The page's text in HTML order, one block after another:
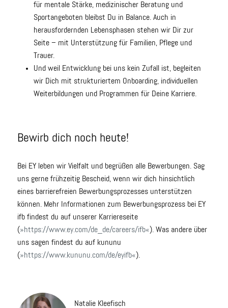
für mentale Stärke, medizinischer Beratung und
Sportangeboten bleibst Du in Balance. Auch in
herausfordernden Lebensphasen stehen wir Dir zur
Seite – mit Unterstützung für Familien, Pflege und
Trauer.
Und weil Entwicklung bei uns kein Zufall ist, begleiten
wir Dich mit strukturiertem Onboarding, individuellen
Weiterbildungen und Programmen für Deine Karriere.
Bewirb dich noch heute!
Bei EY leben wir Vielfalt und begrüßen alle Bewerbungen. Sag
uns gerne frühzeitig Bescheid, wenn wir dich hinsichtlich
eines barrierefreien Bewerbungsprozesses unterstützen
können. Mehr Informationen zum Bewerbungsprozess bei EY
ifb findest du auf unserer Karriereseite
(
https://www.ey.com/de_de/careers/ifb
). Was andere über
uns sagen findest du auf kununu
(
https://www.kununu.com/de/eyifb ).
Natalie Kleefisch